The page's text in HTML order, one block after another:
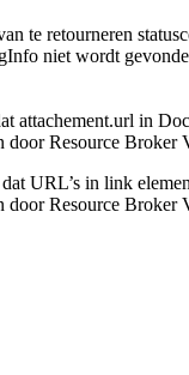
te retourneren
niet wordt
attachement.url in
door Resource Broker
URL’s in link
door Resource Broker